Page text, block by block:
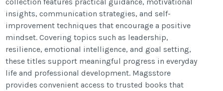
insights, communication strategies, and self-
improvement techniques that encourage a positive
mindset. Covering topics such as leadership,
resilience, emotional intelligence, and goal setting,
these titles support meaningful progress in everyday
life and professional development. Magsstore
provides convenient access to trusted books that